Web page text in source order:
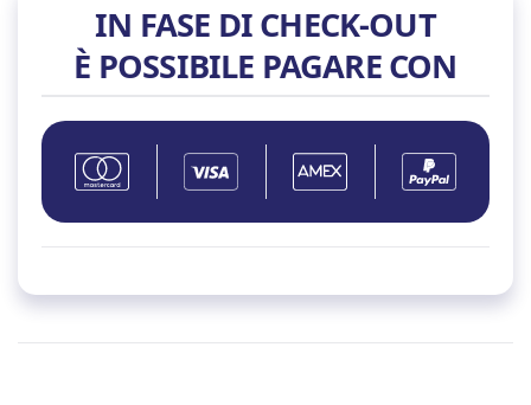
quantità
IN FASE DI CHECK-OUT
È POSSIBILE PAGARE CON